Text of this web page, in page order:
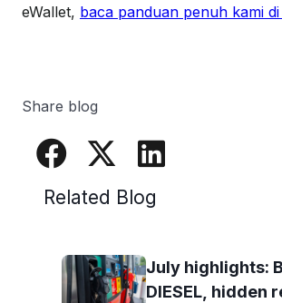
eWallet, baca panduan penuh kami di
Share blog
Related Blog
July highlights:
DIESEL, hidden